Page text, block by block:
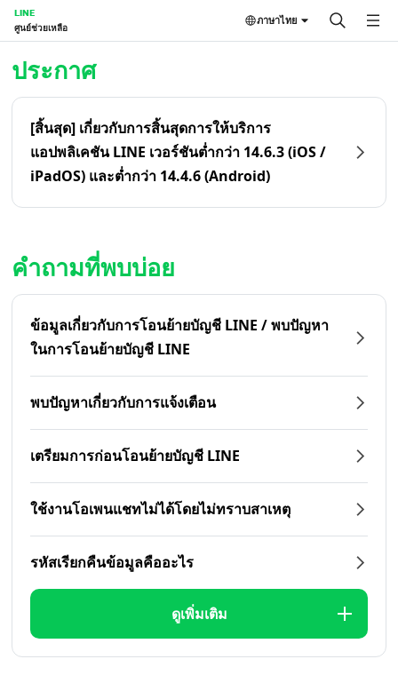
LINE
ศูนย์ช่วยเหลือ
ภาษาไทย
ประกาศ
[สิ้นสุด] เกี่ยวกับการสิ้นสุดการให้บริการ
แอปพลิเคชัน LINE เวอร์ชันต่ำกว่า 14.6.3 (iOS /
iPadOS) และต่ำกว่า 14.4.6 (Android)
คำถามที่พบบ่อย
ข้อมูลเกี่ยวกับการโอนย้ายบัญชี LINE / พบปัญหา
ในการโอนย้ายบัญชี LINE
พบปัญหาเกี่ยวกับการแจ้งเตือน
เตรียมการก่อนโอนย้ายบัญชี LINE
ใช้งานโอเพนแชทไม่ได้โดยไม่ทราบสาเหตุ
รหัสเรียกคืนข้อมูลคืออะไร
ดูเพิ่มเติม